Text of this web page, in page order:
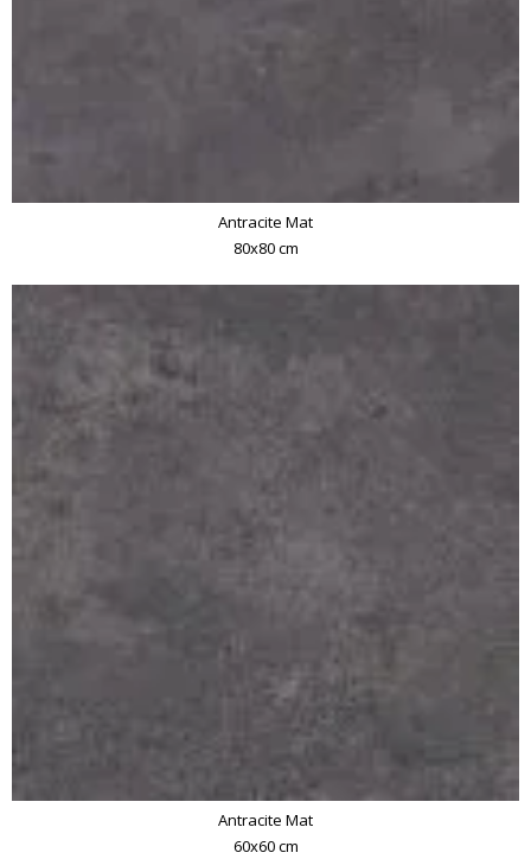
Antracite Mat
80x80 cm
Antracite Mat
60x60 cm